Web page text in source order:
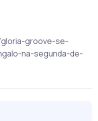
groove-se-
na-segunda-de-